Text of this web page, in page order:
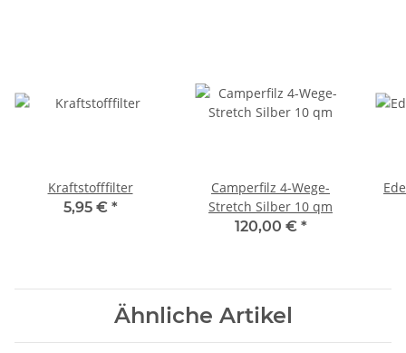
Kraftstofffilter
5,95 € *
Camperfilz 4-Wege-
Stretch Silber 10 qm
120,00 € *
Ähnliche Artikel